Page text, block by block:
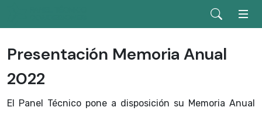
Presentación Memoria Anual
2022
El Panel Técnico pone a disposición su Memoria Anual